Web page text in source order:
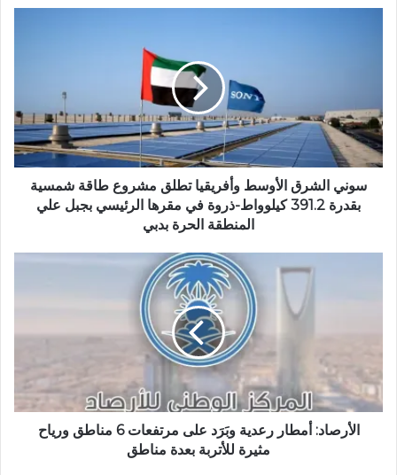
ع
و
ب
سوني الشرق الأوسط وأفريقيا تطلق مشروع طاقة شمسية
بقدرة 391.2 كيلوواط-ذروة في مقرها الرئيسي بجبل علي
المنطقة الحرة بدبي
الأرصاد: أمطار رعدية وبَرَد على مرتفعات 6 مناطق ورياح
مثيرة للأتربة بعدة مناطق